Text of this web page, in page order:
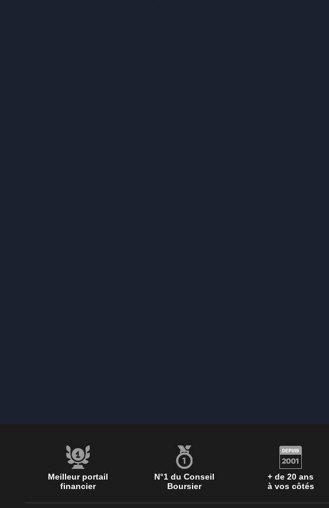
Meilleur portail
financier
N°1 du Conseil
Boursier
+ de 20 ans
à vos côtés